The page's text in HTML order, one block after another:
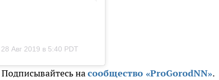
28 Авг 2019 в 5:40 PDT
насообщество «ProGorodNN».